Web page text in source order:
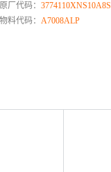
原厂代码： 3774110XNS10A8S
物料代码： A7008ALP